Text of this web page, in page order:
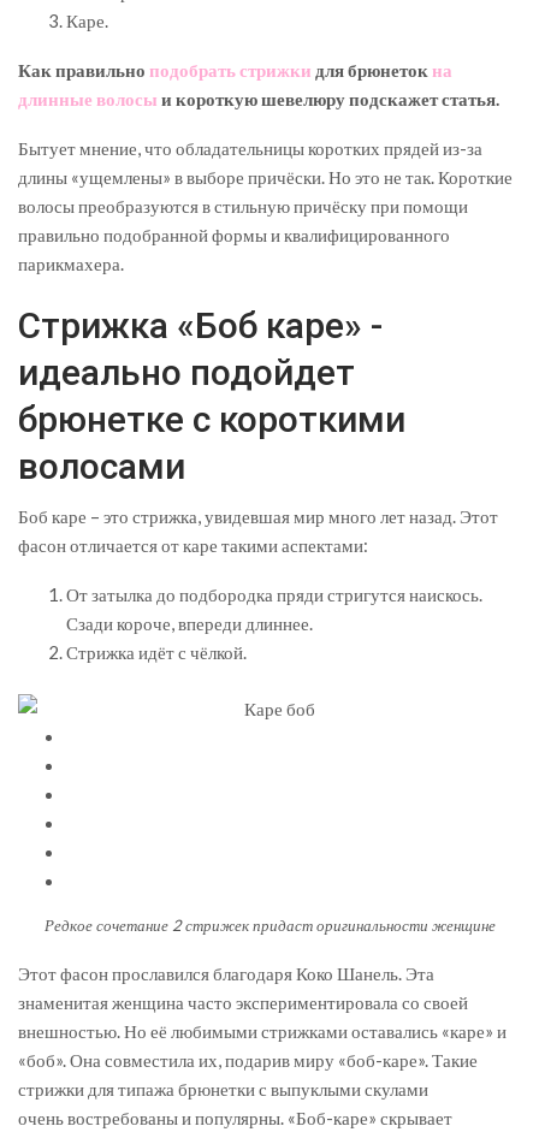
Каре.
Как правильно подобрать стрижки для брюнеток на
длинные волосы и короткую шевелюру подскажет статья.
Бытует мнение, что обладательницы коротких прядей из-за
длины «ущемлены» в выборе причёски. Но это не так. Короткие
волосы преобразуются в стильную причёску при помощи
правильно подобранной формы и квалифицированного
парикмахера.
Стрижка «Боб каре» -
идеально подойдет
брюнетке с короткими
волосами
Боб каре – это стрижка, увидевшая мир много лет назад. Этот
фасон отличается от каре такими аспектами:
От затылка до подбородка пряди стригутся наискось.
Сзади короче, впереди длиннее.
Стрижка идёт с чёлкой.
Редкое сочетание 2 стрижек придаст оригинальности женщине
Этот фасон прославился благодаря Коко Шанель. Эта
знаменитая женщина часто экспериментировала со своей
внешностью. Но её любимыми стрижками оставались «каре» и
«боб». Она совместила их, подарив миру «боб-каре». Такие
стрижки для типажа брюнетки с выпуклыми скулами
очень востребованы и популярны. «Боб-каре» скрывает